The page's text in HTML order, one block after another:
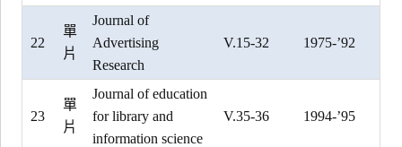
22
單
片
Journal of
Advertising
Research
V.15-32 1975-’92
23
單
片
Journal of education
for library and
information science
V.35-36 1994-’95